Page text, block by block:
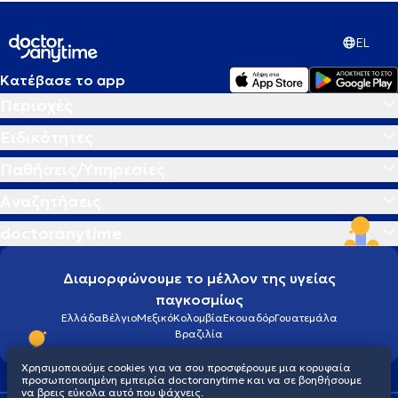
EL
Κατέβασε το app
Διαμορφώνουμε το μέλλον της υγείας
παγκοσμίως
ΕλλάδαΒέλγιοΜεξικόΚολομβίαΕκουαδόρΓουατεμάλα
Βραζιλία
Χρησιμοποιούμε cookies για να σου προσφέρουμε μια κορυφαία
προσωποποιημένη εμπειρία doctoranytime και να σε βοηθήσουμε
να βρεις εύκολα αυτό που ψάχνεις.